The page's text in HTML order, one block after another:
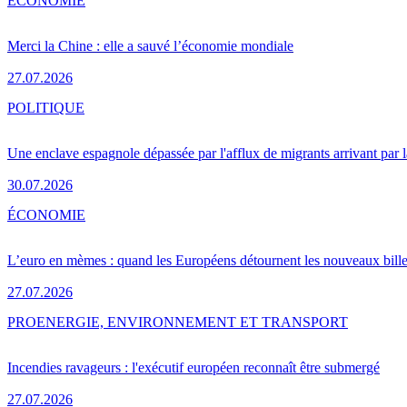
Merci la Chine : elle a sauvé l’économie mondiale
27.07.2026
Une enclave espagnole dépassée par l'afflux de migrants arrivant par
30.07.2026
POLITIQUE
L’euro en mèmes : quand les Européens détournent les nouveaux
27.07.2026
ÉCONOMIE
Incendies ravageurs : l'exécutif européen reconnaît être submergé
27.07.2026
PROENERGIE, ENVIRONNEMENT ET TRANSPORT